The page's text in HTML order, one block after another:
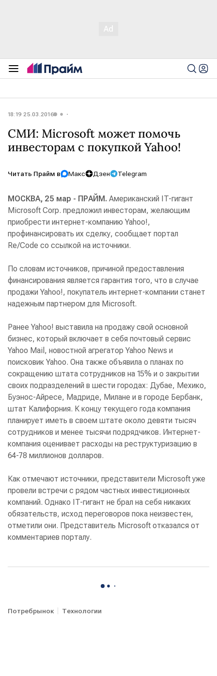
18:19 25.03.2016
СМИ: Microsoft может помочь
инвесторам с покупкой Yahoo!
Читать Прайм в Макс Дзен Telegram
МОСКВА, 25 мар - ПРАЙМ. Американский IT-гигант
Microsoft Corp. предложил инвесторам, желающим
приобрести интернет-компанию Yahoo!,
профинансировать их сделку, сообщает портал
Re/Code со ссылкой на источники.
По словам источников, причиной предоставления
финансирования является гарантия того, что в случае
продажи Yahoo!, покупатель интернет-компании станет
надежным партнером для Microsoft.
Ранее Yahoo! выставила на продажу свой основной
бизнес, который включает в себя почтовый сервис
Yahoo Mail, новостной агрегатор Yahoo News и
поисковик Yahoo. Она также объявила о планах по
сокращению штата сотрудников на 15% и о закрытии
своих подразделений в шести городах: Дубае, Мехико,
Буэнос-Айресе, Мадриде, Милане и в городе Бербанк,
штат Калифорния. К концу текущего года компания
планирует иметь в своем штате около девяти тысяч
сотрудников и менее тысячи подрядчиков. Интернет-
компания оценивает расходы на реструктуризацию в
64-78 миллионов долларов.
Как отмечают источники, представители Microsoft уже
провели встречи с рядом частных инвестиционных
компаний. Однако IT-гигант не брал на себя никаких
обязательств, исход переговоров пока неизвестен,
отметили они. Представитель Microsoft отказался от
комментариев порталу.
Потребрынок Технологии